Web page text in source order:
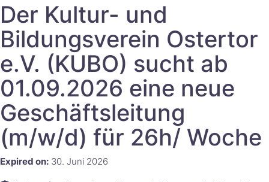
Der Kultur- und
Bildungsverein Ostertor
e.V. (KUBO) sucht ab
01.09.2026 eine neue
Geschäftsleitung
(m/w/d) für 26h/ Woche​‌‌‌‌​​‌​‌​‌​​​‌‌​​
Expired on: 30. Juni 2026